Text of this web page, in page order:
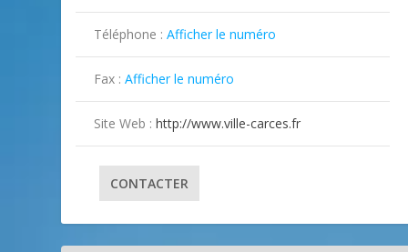
ILLUSTRATION CARCÈS ( 2 )
ILLUSTRATION CARCÈS ( 3 )
ILLUSTRATION CARCÈS ( 4 )
ILLUSTRATION CARCÈS ( 5 )
Téléphone :Afficher le numéro
Fax :Afficher le numéro
Site Web :http://www.ville-carces.fr
CONTACTER